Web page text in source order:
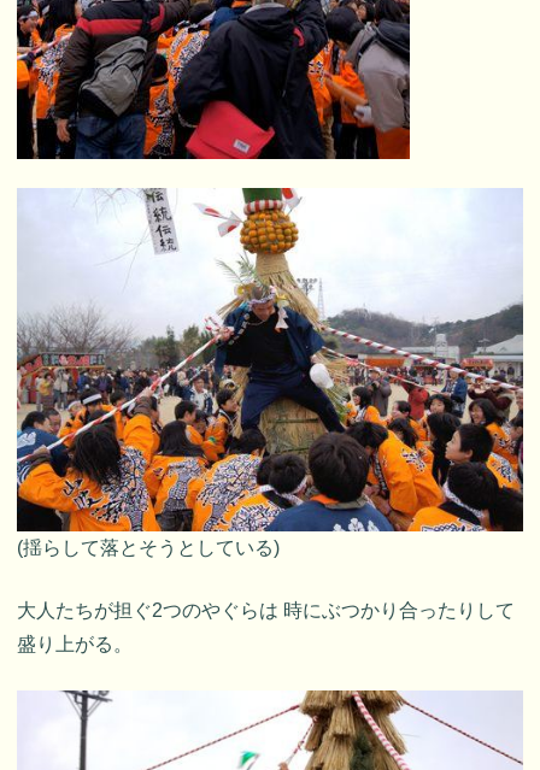
(揺らして落とそうとしている)
大人たちが担ぐ2つのやぐらは 時にぶつかり合ったりして
盛り上がる。